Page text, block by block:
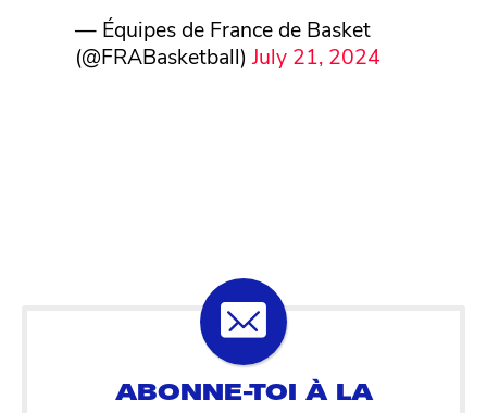
— Équipes de France de Basket
(@FRABasketball) July 21, 2024